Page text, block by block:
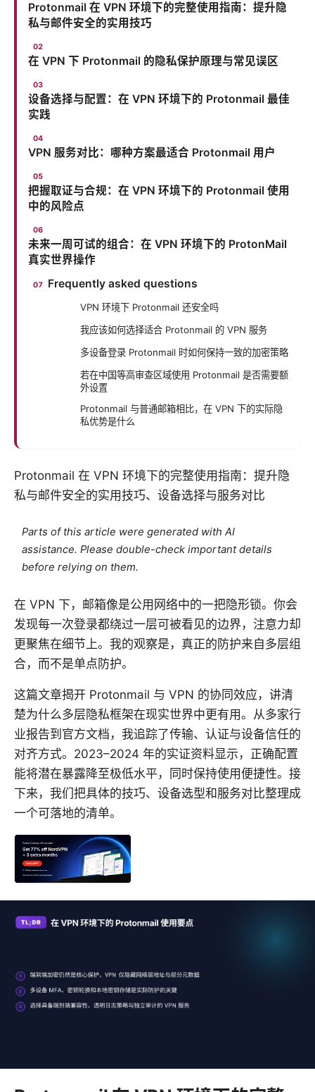
Protonmail 在 VPN 环境下的完整使用指南：提升隐
私与邮件安全的实用技巧
在 VPN 下 Protonmail 的隐私保护原理与常见误区
设备选择与配置：在 VPN 环境下的 Protonmail 最佳
实践
VPN 服务对比：哪种方案最适合 Protonmail 用户
把握取证与合规：在 VPN 环境下的 Protonmail 使用
中的风险点
未来一周可试的组合：在 VPN 环境下的 ProtonMail
真实世界操作
Frequently asked questions
VPN 环境下 Protonmail 还安全吗
我应该如何选择适合 Protonmail 的 VPN 服务
多设备登录 Protonmail 时如何保持一致的加密策略
若在中国等高审查区域使用 Protonmail 是否需要额
外设置
Protonmail 与普通邮箱相比，在 VPN 下的实际隐
私优势是什么
Protonmail 在 VPN 环境下的完整使用指南：提升隐
私与邮件安全的实用技巧、设备选择与服务对比
Parts of this article were generated with AI
assistance. Please double-check important details
before relying on them.
在 VPN 下，邮箱像是公用网络中的一把隐形锁。你会
发现每一次登录都绕过一层可被看见的边界，注意力却
更聚焦在细节上。我的观察是，真正的防护来自多层组
合，而不是单点防护。
这篇文章揭开 Protonmail 与 VPN 的协同效应，讲清
楚为什么多层隐私框架在现实世界中更有用。从多家行
业报告到官方文档，我追踪了传输、认证与设备信任的
对齐方式。2023–2024 年的实证资料显示，正确配置
能将潜在暴露降至极低水平，同时保持使用便捷性。接
下来，我们把具体的技巧、设备选型和服务对比整理成
一个可落地的清单。